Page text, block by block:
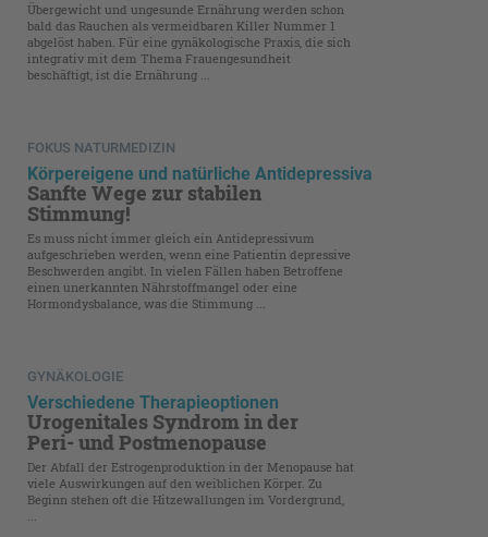
Übergewicht und ungesunde Ernährung werden schon
bald das Rauchen als vermeidbaren Killer Nummer 1
abgelöst haben. Für eine gynäkologische Praxis, die sich
integrativ mit dem Thema Frauengesundheit
beschäftigt, ist die Ernährung ...
FOKUS NATURMEDIZIN
Körpereigene und natürliche Antidepressiva
Sanfte Wege zur stabilen
Stimmung!
Es muss nicht immer gleich ein Antidepressivum
aufgeschrieben werden, wenn eine Patientin depressive
Beschwerden angibt. In vielen Fällen haben Betroffene
einen unerkannten Nährstoffmangel oder eine
Hormondysbalance, was die Stimmung ...
GYNÄKOLOGIE
Verschiedene Therapieoptionen
Urogenitales Syndrom in der
Peri- und Postmenopause
Der Abfall der Estrogenproduktion in der Menopause hat
viele Auswirkungen auf den weiblichen Körper. Zu
Beginn stehen oft die Hitzewallungen im Vordergrund,
...